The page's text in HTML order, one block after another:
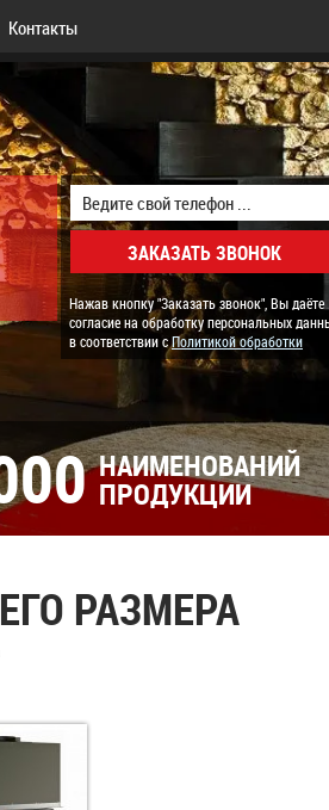
Контакты
Нажав кнопку "Заказать звонок", Вы даёте
согласие на обработку персональных
в соответствии сПолитикой обработки
НАИМЕНОВАНИЙ
ПРОДУКЦИИ
РАЗМЕРА